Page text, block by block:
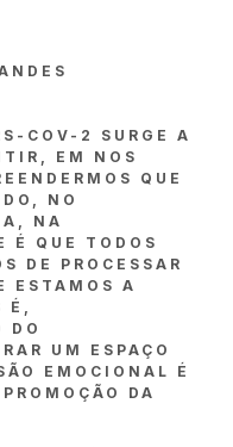
COV-2 SURGE A
EM NOS
QUE
NO
NA
É QUE TODOS
DE PROCESSAR
ESTAMOS A
É,
DO
UM ESPAÇO
EMOCIONAL É
DA